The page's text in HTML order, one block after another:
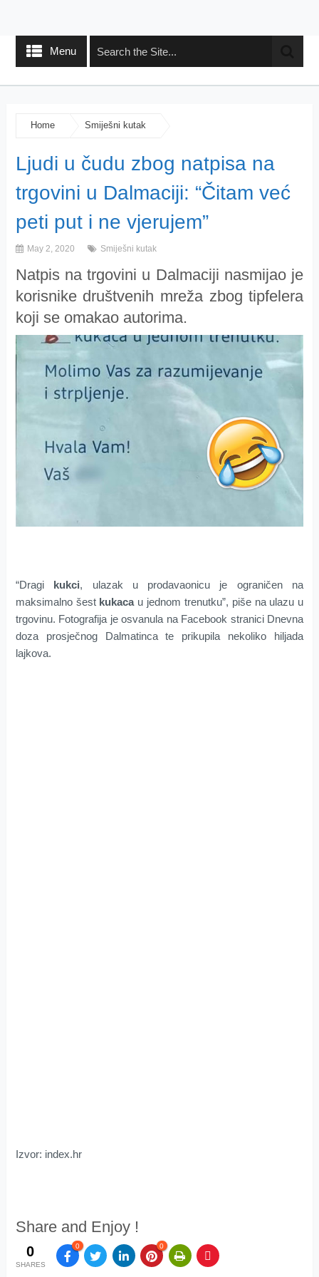
Menu
Home Smiješni kutak
Ljudi u čudu zbog natpisa na
trgovini u Dalmaciji: “Čitam već
peti put i ne vjerujem”
May 2, 2020 Smiješni kutak
Natpis na trgovini u Dalmaciji nasmijao je
korisnike društvenih mreža zbog tipfelera
koji se omakao autorima.
“Dragi kukci, ulazak u prodavaonicu je ograničen na
maksimalno šest kukacau jednom trenutku”, piše na ulazu u
trgovinu. Fotografija je osvanula na Facebook stranici Dnevna
doza prosječnog Dalmatinca te prikupila nekoliko hiljada
lajkova.
Izvor: index.hr
Share and Enjoy !
0
SHARES
0 0